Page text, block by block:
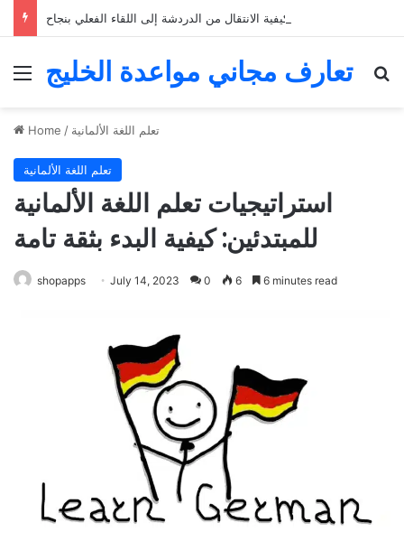
Menu
تعارف مجاني مواعدة الخليج
Home / تعلم اللغة الألمانية
تعلم اللغة الألمانية
استراتيجيات تعلم اللغة الألمانية
للمبتدئين: كيفية البدء بثقة تامة
shopapps July 14, 2023 0 6 6 minutes read